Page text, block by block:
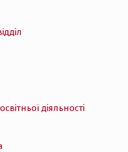
діяльності